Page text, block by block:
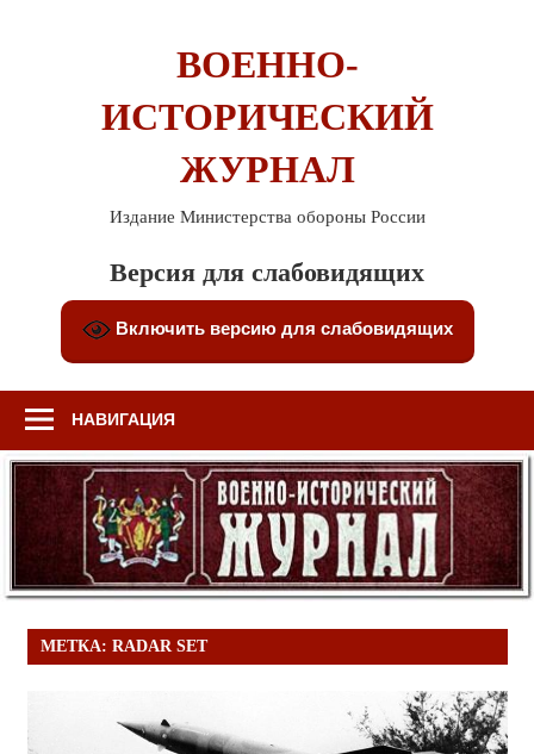
ВОЕННО-
ИСТОРИЧЕСКИЙ
ЖУРНАЛ
Издание Министерства обороны России
Версия для слабовидящих
Включить версию для слабовидящих
НАВИГАЦИЯ
МЕТКА: RADAR SET